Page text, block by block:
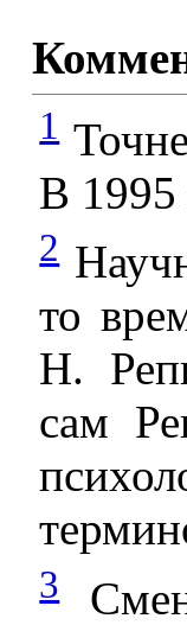
1
В 1995
2
то
Н.
сам
3